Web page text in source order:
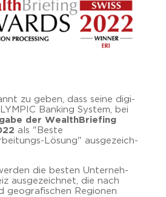
zu geben, dass seine di­gi­
Ban­king Sys­tem, bei
der Wealth­Brie­fing
als "Beste
​Lösung" aus­ge­zeich­
die bes­ten Un­ter­neh­
aus­ge­zeich­net, die nach
geo­gra­fi­schen Re­gio­nen